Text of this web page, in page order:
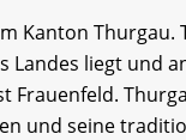
Kanton
Landes liegt und
Frauenfeld.
und seine